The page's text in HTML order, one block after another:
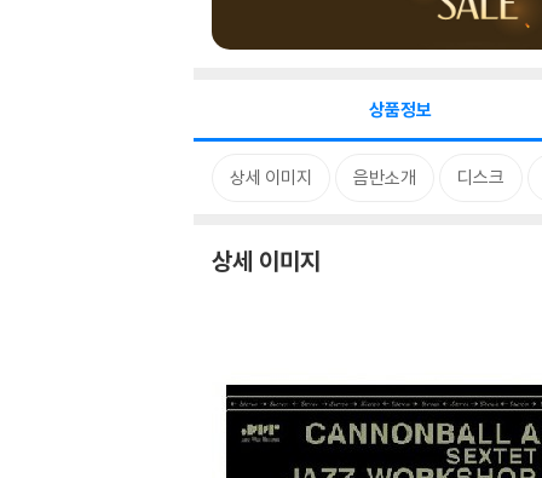
상품정보
상세 이미지 음반소개 디스크
상세 이미지